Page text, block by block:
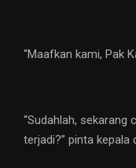
“Maafkan kami, Pak
“Sudahlah, sekarang
terjadi?” pinta kepala